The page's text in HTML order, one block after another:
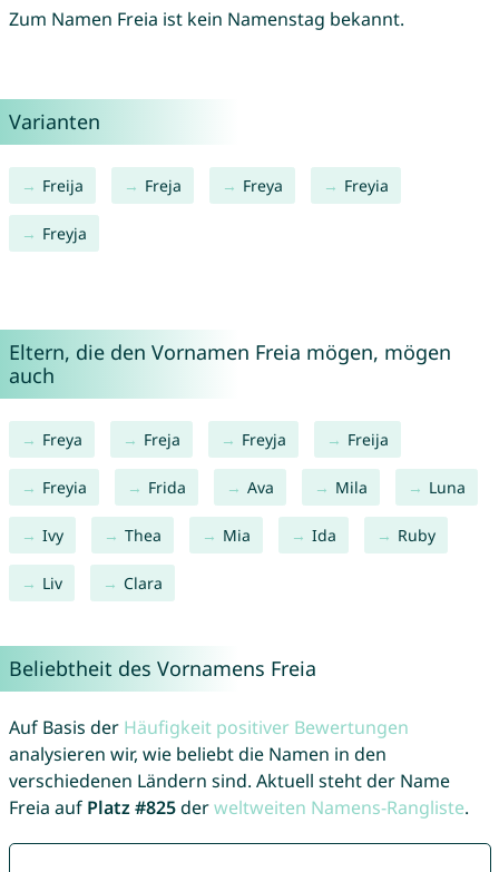
Zum Namen Freia ist kein Namenstag bekannt.
Varianten
Freija Freja Freya Freyia
Freyja
Eltern, die den Vornamen Freia mögen, mögen
auch
Freya Freja Freyja Freija
Freyia Frida Ava Mila Luna
Ivy Thea Mia Ida Ruby
Liv Clara
Beliebtheit des Vornamens Freia
Auf Basis der Häufigkeit positiver Bewertungen
analysieren wir, wie beliebt die Namen in den
verschiedenen Ländern sind. Aktuell steht der Name
Freia auf Platz #825derweltweiten Namens-Rangliste.